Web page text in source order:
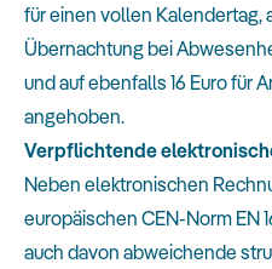
für einen vollen Kalendertag,
Übernachtung bei
und auf ebenfalls 16 Euro für
angehoben.
Verpflichtende
Neben elektronischen
europäischen CEN-Norm EN
auch davon abweichende